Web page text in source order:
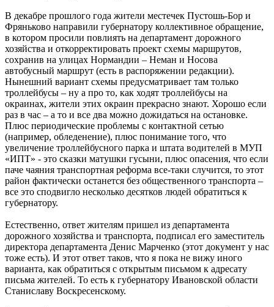
В декабре прошлого года жители местечек Пустошь-Бор и
Фряньково направили губернатору коллективное обращение,
в котором просили повлиять на департамент дорожного
хозяйства и откорректировать проект схемы маршрутов,
сохранив на улицах Нормандии – Неман и Носова
автобусный маршрут (есть в распоряжении редакции).
Нынешний вариант схемы предусматривает там только
троллейбусы – ну а про то, как ходят троллейбусы на
окраинах, жители этих окраин прекрасно знают. Хорошо если
раз в час – а то и все два можно дожидаться на остановке.
Плюс периодические проблемы с контактной сетью
(например, обледенение), плюс понимание того, что
увеличение троллейбусного парка и штата водителей в МУП
«ИПТ» - это сказки матушки гусыни, плюс опасения, что если
паче чаяния транспортная реформа все-таки случится, то этот
район фактически останется без общественного транспорта –
все это сподвигло несколько десятков людей обратиться к
губернатору.
Естественно, ответ жителям пришел из департамента
дорожного хозяйства и транспорта, подписал его заместитель
директора департамента Денис Марченко (этот документ у нас
тоже есть). И этот ответ таков, что я пока не вижу иного
варианта, как обратиться с открытым письмом к адресату
письма жителей. То есть к губернатору Ивановской области
Станиславу Воскресенскому.